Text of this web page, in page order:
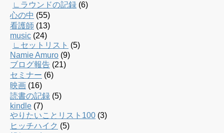
∟ラウンドの記録 (6)
心の中 (55)
看護師 (13)
music (24)
∟セットリスト (5)
Namie Amuro (9)
ブログ報告 (21)
セミナー (6)
映画 (16)
読書の記録 (5)
kindle (7)
やりたいことリスト100 (3)
ヒッチハイク (5)